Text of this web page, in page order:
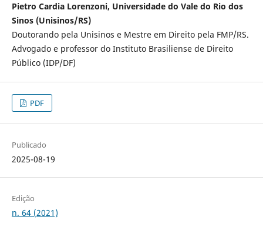
Pietro Cardia Lorenzoni, Universidade do Vale do Rio dos
Sinos (Unisinos/RS)
Doutorando pela Unisinos e Mestre em Direito pela FMP/RS.
Advogado e professor do Instituto Brasiliense de Direito
Público (IDP/DF)
PDF
Publicado
2025-08-19
Edição
n. 64 (2021)